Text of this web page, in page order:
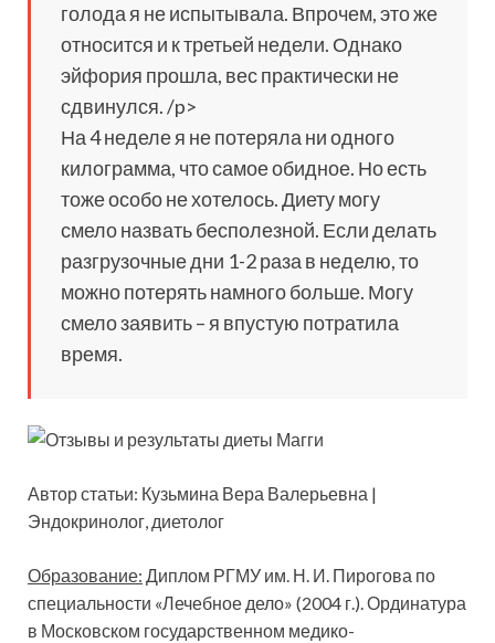
голода я не испытывала. Впрочем, это же
относится и к третьей недели. Однако
эйфория прошла, вес практически не
сдвинулся. /p>
На 4 неделе я не потеряла ни одного
килограмма, что самое обидное. Но есть
тоже особо не хотелось. Диету могу
смело назвать бесполезной. Если делать
разгрузочные дни 1-2 раза в неделю, то
можно потерять намного больше. Могу
смело заявить – я впустую потратила
время.
Автор статьи: Кузьмина Вера Валерьевна |
Эндокринолог, диетолог
Образование: Диплом РГМУ им. Н. И. Пирогова по
специальности «Лечебное дело» (2004 г.). Ординатура
в Московском государственном медико-